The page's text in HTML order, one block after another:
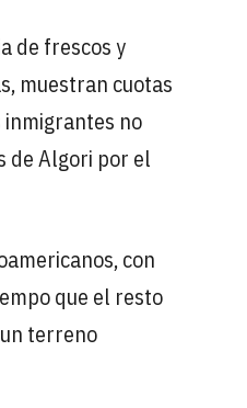
de frescos y
muestran cuotas
no
de Algori por el
con
que el resto
terreno